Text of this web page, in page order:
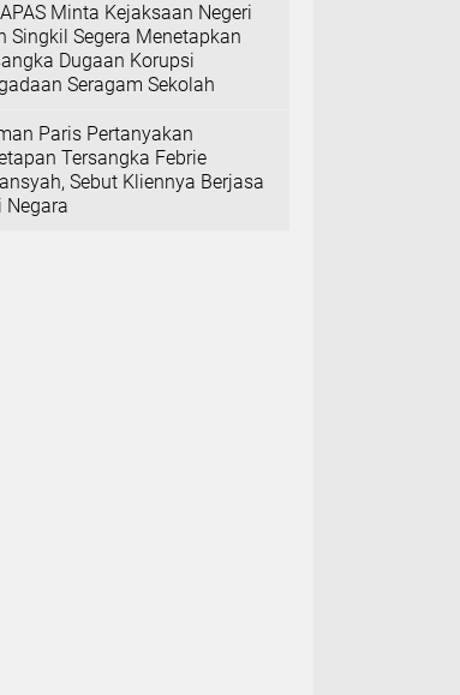
Minta Kejaksaan Negeri
Singkil Segera Menetapkan
Dugaan Korupsi
Seragam Sekolah
Paris Pertanyakan
Tersangka Febrie
Sebut Kliennya Berjasa
Negara